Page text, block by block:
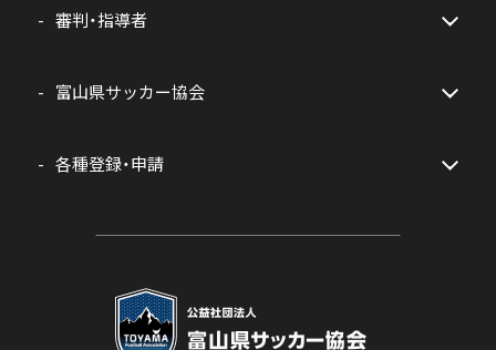
審判・指導者
富山県サッカー協会
各種登録・申請